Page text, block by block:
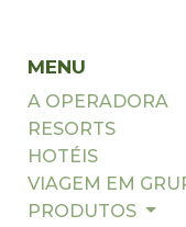
MENU
A OPERADORA
RESORTS
HOTÉIS
VIAGEM EM
PRODUTOS